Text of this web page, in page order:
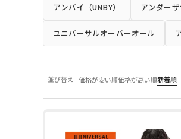
アンバイ（UNBY） アンダーザ
ユニバーサルオーバーオール
並び替え 価格が安い順価格が高い順新着順